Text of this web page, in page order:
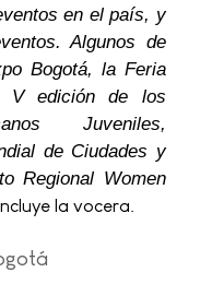
en el país, y
Algunos de
Bogotá, la Feria
V edición de los
Juveniles,
de Ciudades y
Regional Women
la vocera.